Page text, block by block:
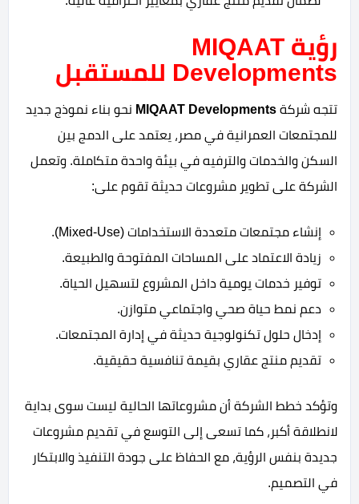
رؤية MIQAAT
Developments للمستقبل
تتجه شركة MIQAAT Developments نحو بناء نموذج جديد
للمجتمعات العمرانية في مصر، يعتمد على الدمج بين
السكن والخدمات والترفيه في بيئة واحدة متكاملة. وتعمل
الشركة على تطوير مشروعات حديثة تقوم على:
إنشاء مجتمعات متعددة الاستخدامات (Mixed-Use).
زيادة الاعتماد على المساحات المفتوحة والطبيعة.
توفير خدمات يومية داخل المشروع لتسهيل الحياة.
دعم نمط حياة صحي واجتماعي متوازن.
إدخال حلول تكنولوجية حديثة في إدارة المجتمعات.
تقديم منتج عقاري بقيمة تنافسية حقيقية.
وتؤكد خطط الشركة أن مشروعاتها الحالية ليست سوى بداية
لانطلاقة أكبر، كما تسعى إلى التوسع في تقديم مشروعات
جديدة بنفس الرؤية، مع الحفاظ على جودة التنفيذ والابتكار
في التصميم.